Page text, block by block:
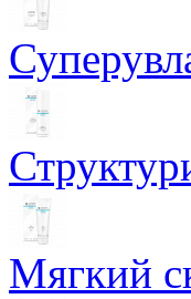
Мягкий